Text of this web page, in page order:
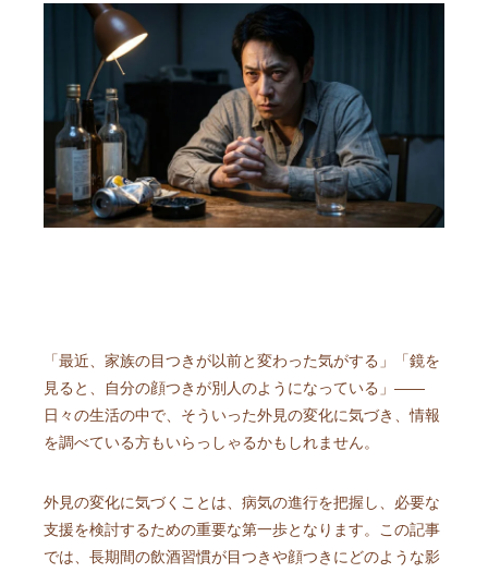
「最近、家族の目つきが以前と変わった気がする」「鏡を
見ると、自分の顔つきが別人のようになっている」――
日々の生活の中で、そういった外見の変化に気づき、情報
を調べている方もいらっしゃるかもしれません。
外見の変化に気づくことは、病気の進行を把握し、必要な
支援を検討するための重要な第一歩となります。この記事
では、長期間の飲酒習慣が目つきや顔つきにどのような影